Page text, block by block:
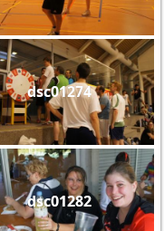
dsc01274
dsc01282